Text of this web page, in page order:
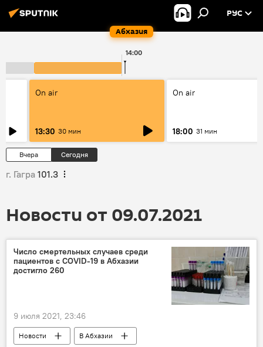
Абхазия
РУС
14:00
On air
13:30 30 мин
On air
18:00 31 мин
Вчера Сегодня
г. Гагра 101.3
Новости от 09.07.2021
Число смертельных случаев среди
пациентов с COVID-19 в Абхазии
достигло 260
9 июля 2021, 23:46
Новости
В Абхазии